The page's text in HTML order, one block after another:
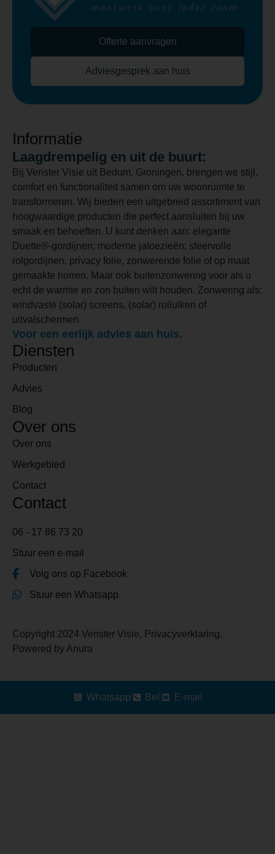
Offerte aanvragen
Adviesgesprek aan huis
Informatie
Laagdrempelig en uit de buurt:
Bij Venster Visie uit Bedum, Groningen, brengen we stijl,
comfort en functionaliteit samen om uw woonruimte te
transformeren. Wij bieden een uitgebreid assortiment van
hoogwaardige producten die perfect aansluiten bij uw
smaak en behoeften. U kunt denken aan: elegante
Duette®-gordijnen; moderne jaloezieën; sfeervolle
rolgordijnen, privacy folie, zonwerende folie of op maat
gemaakte horren. Maar ook buitenzonwering voor als u
echt de warmte en zon buiten wilt houden. Zonwering als:
windvaste (solar) screens, (solar) rolluiken of
uitvalschermen.
Voor een eerlijk advies aan huis.
Diensten
Producten
Advies
Blog
Over ons
Over ons
Werkgebied
Contact
Contact
06 - 17 86 73 20
Stuur een e-mail
Volg ons op Facebook
Stuur een Whatsapp
Copyright 2024 Venster Visie, Privacyverklaring,
Powered by Anura
Whatsapp Bel E-mail